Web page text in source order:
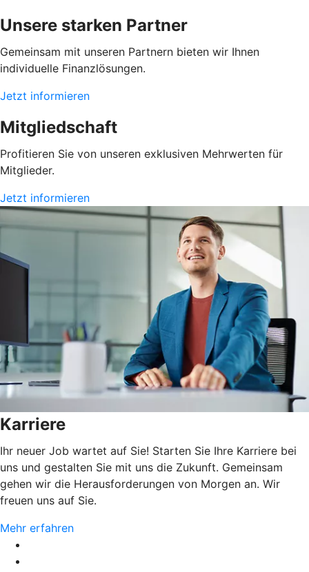
Unsere starken Partner
Gemeinsam mit unseren Partnern bieten wir Ihnen
individuelle Finanzlösungen.
Jetzt informieren
Mitgliedschaft
Profitieren Sie von unseren exklusiven Mehrwerten für
Mitglieder.
Jetzt informieren
Karriere
Ihr neuer Job wartet auf Sie! Starten Sie Ihre Karriere bei
uns und gestalten Sie mit uns die Zukunft. Gemeinsam
gehen wir die Herausforderungen von Morgen an. Wir
freuen uns auf Sie.
Mehr erfahren